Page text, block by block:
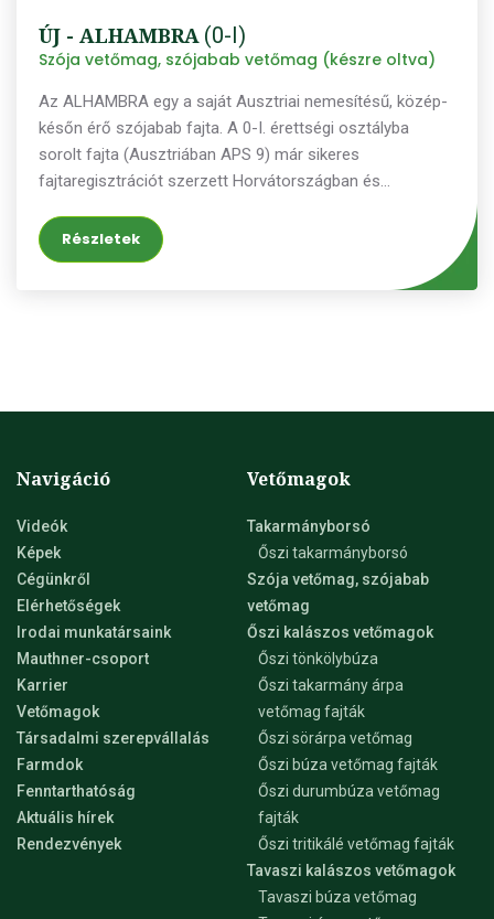
ÚJ - ALHAMBRA (0-I)
Szója vetőmag, szójabab vetőmag (készre oltva)
Az ALHAMBRA egy a saját Ausztriai nemesítésű, közép-
későn érő szójabab fajta. A 0-I. érettségi osztályba
sorolt fajta (Ausztriában APS 9) már sikeres
fajtaregisztrációt szerzett Horvátországban és
Saatzucht kifejezetten Ausztria, Magyarország és
Horvátország termelői számára fejlesztette az
ALHAMBRA szójafajtát. Az ALHAMBRA intenzív kezdeti
tekintetében magas értékekkel találkozhatunk. A hazai és
tesztek kiemelkedő eredményeket mutattak. Az
ALHAMBRA különösen a 2024 nyarán Magyarországon
uralkodó rendkívül száraz, hőstresszes körülmények
között tűnt ki, a terméshozamot tekintve több éven
keresztül felülmúlta az összes releváns referenciafajtát.
Fajtánkat, a lehető legmagasabb vetőmag minőség
elérése érdekében, a - KarintiaCSÍRAmax, -
KarintiaSAFEmax és a - KarintiaKONTROLLmax minőségi
rendszereink keretében állítjuk elő. Programunk
részleteiért kérjük keresse terület képviselőinket.
Részletek
Navigáció
Videók
Képek
Cégünkről
Elérhetőségek
Irodai munkatársaink
Mauthner-csoport
Karrier
Vetőmagok
Társadalmi szerepvállalás
Farmdok
Fenntarthatóság
Aktuális hírek
Rendezvények
Vetőmagok
Takarmányborsó
Őszi takarmányborsó
Szója vetőmag, szójabab
vetőmag
Őszi kalászos vetőmagok
Őszi tönkölybúza
Őszi takarmány árpa
vetőmag fajták
Őszi sörárpa vetőmag
Őszi búza vetőmag fajták
Őszi durumbúza vetőmag
fajták
Őszi tritikálé vetőmag fajták
Tavaszi kalászos vetőmagok
Tavaszi búza vetőmag